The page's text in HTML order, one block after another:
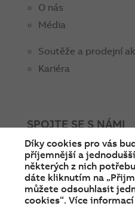
O nás
Média
Soutěže a prodejní
Kariéra
SPOJTE SE S NÁMI
facebookinstagram
Díky cookies pro vás
příjemnější a
některých z nich
dáte kliknutím na
můžete odsouhlasit
cookies“. Více